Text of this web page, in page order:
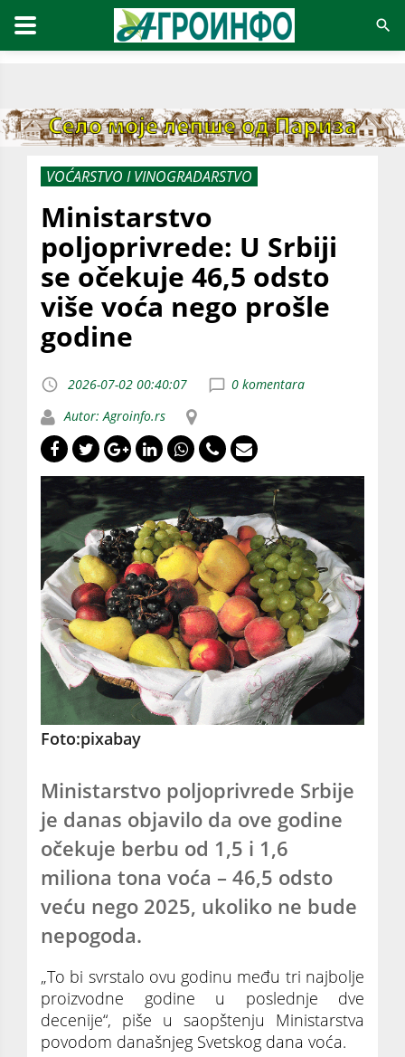
VOĆARSTVO I VINOGRADARSTVO
Ministarstvo
poljoprivrede: U Srbiji
se očekuje 46,5 odsto
više voća nego prošle
godine
2026-07-02 00:40:07
0 komentara
Autor: Agroinfo.rs
Foto:pixabay
Ministarstvo poljoprivrede Srbije
je danas objavilo da ove godine
očekuje berbu od 1,5 i 1,6
miliona tona voća – 46,5 odsto
veću nego 2025, ukoliko ne bude
nepogoda.
„To bi svrstalo ovu godinu među tri najbolje
proizvodne godine u poslednje dve
decenije“, piše u saopštenju Ministarstva
povodom današnjeg Svetskog dana voća.